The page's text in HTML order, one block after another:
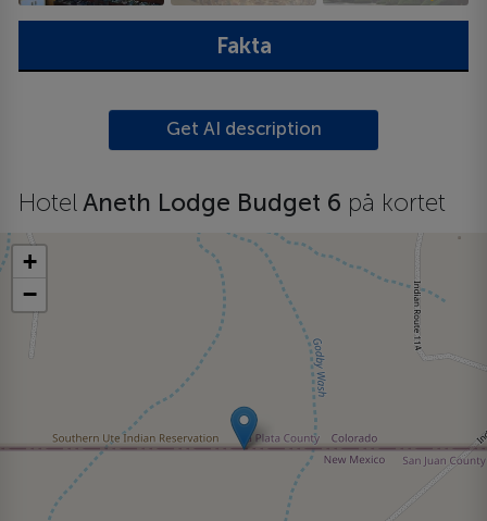
Fakta
Get AI description
HotelAneth Lodge Budget 6 på kortet
+
−